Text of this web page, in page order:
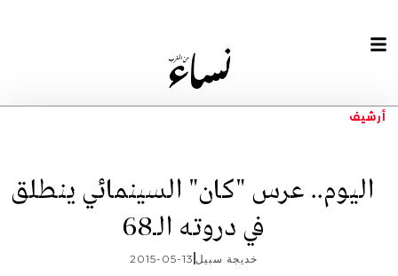
أرشيف
اليوم.. عرس "كان" السينمائي ينطلق
في دروته الـ68
خديجة سبيل 2015-05-13